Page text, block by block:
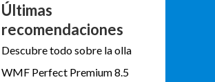
Últimas
recomendaciones
Descubre todo sobre la olla
WMF Perfect Premium 8.5